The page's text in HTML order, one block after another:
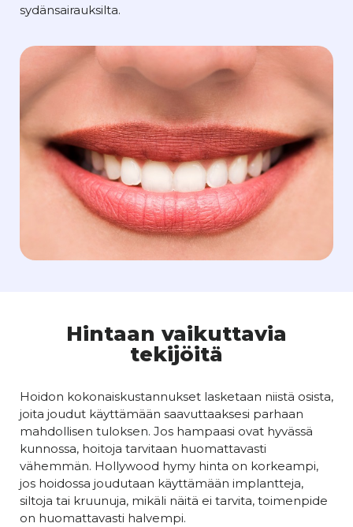
sydänsairauksilta.
Hintaan vaikuttavia
tekijöitä
Hoidon kokonaiskustannukset lasketaan niistä osista,
joita joudut käyttämään saavuttaaksesi parhaan
mahdollisen tuloksen. Jos hampaasi ovat hyvässä
kunnossa, hoitoja tarvitaan huomattavasti
vähemmän. Hollywood hymy hinta on korkeampi,
jos hoidossa joudutaan käyttämään implantteja,
siltoja tai kruunuja, mikäli näitä ei tarvita, toimenpide
on huomattavasti halvempi.